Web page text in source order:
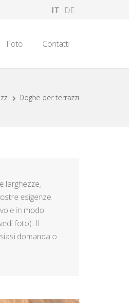
IT DE
Foto Contatti
Doghe per terrazzi
larghezze,
esigenze.
in modo
foto). Il
domanda o